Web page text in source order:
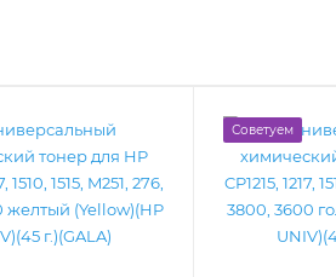
Советуем